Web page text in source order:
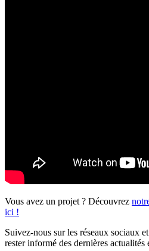
Vous avez un projet ? Découvrez
ici !
Suivez-nous sur les réseaux sociaux
rester informé des dernières actualités